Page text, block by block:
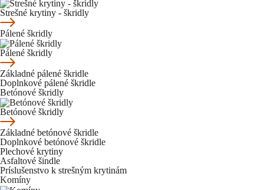
Strešné krytiny - škridly
Pálené škridly
Pálené škridly
Základné pálené škridle
Doplnkové pálené škridle
Betónové škridly
Betónové škridly
Základné betónové škridle
Doplnkové betónové škridle
Plechové krytiny
Asfaltové šindle
Príslušenstvo k strešným krytinám
Komíny